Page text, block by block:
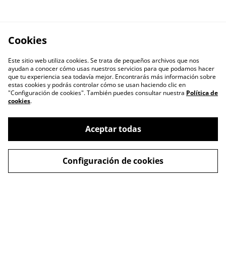
nosotros
Política de cookies
Términos y
Condiciones
Envíos
Cookies
Este sitio web utiliza cookies. Se trata de pequeños archivos que nos
ayudan a conocer cómo usas nuestros servicios para que podamos hacer
que tu experiencia sea todavía mejor. Encontrarás más información sobre
estas cookies y podrás controlar cómo se usan haciendo clic en
"Configuración de cookies". También puedes consultar nuestra Política de
cookies.
Aceptar todas
Configuración de cookies